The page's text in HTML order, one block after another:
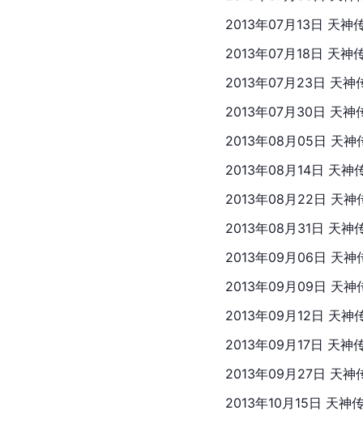
2013年07月13日 天神
2013年07月18日 天神
2013年07月23日 天神
2013年07月30日 天神
2013年08月05日 天神
2013年08月14日 天神
2013年08月22日 天神
2013年08月31日 天神
2013年09月06日 天神
2013年09月09日 天神
2013年09月12日 天神
2013年09月17日 天神
2013年09月27日 天神
2013年10月15日 天神